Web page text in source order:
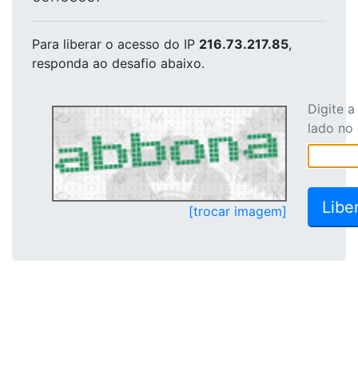
Para liberar o acesso do IP 216.73.217.85,
responda ao desafio abaixo.
[trocar imagem]
Digite
lado no